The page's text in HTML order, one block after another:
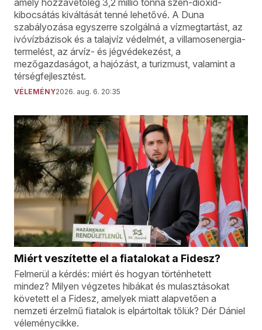
amely hozzávetőleg 3,2 millió tonna szén-dioxid-
kibocsátás kiváltását tenné lehetővé. A Duna
szabályozása egyszerre szolgálná a vízmegtartást, az
ivóvízbázisok és a talajvíz védelmét, a villamosenergia-
termelést, az árvíz- és jégvédekezést, a
mezőgazdaságot, a hajózást, a turizmust, valamint a
térségfejlesztést.
VÉLEMÉNY2026. aug. 6. 20:35
Miért veszítette el a fiatalokat a Fidesz?
Felmerül a kérdés: miért és hogyan történhetett
mindez? Milyen végzetes hibákat és mulasztásokat
követett el a Fidesz, amelyek miatt alapvetően a
nemzeti érzelmű fiatalok is elpártoltak tőlük? Dér Dániel
véleménycikke.